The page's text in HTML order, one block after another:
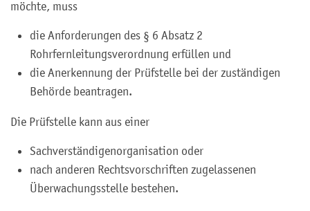
möchte, muss
die Anforderungen des § 6 Absatz 2
Rohrfernleitungsverordnung erfüllen und
die Anerkennung der Prüfstelle bei der zuständigen
Behörde beantragen.
Die Prüfstelle kann aus einer
Sachverständigenorganisation oder
nach anderen Rechtsvorschriften zugelassenen
Überwachungsstelle bestehen.